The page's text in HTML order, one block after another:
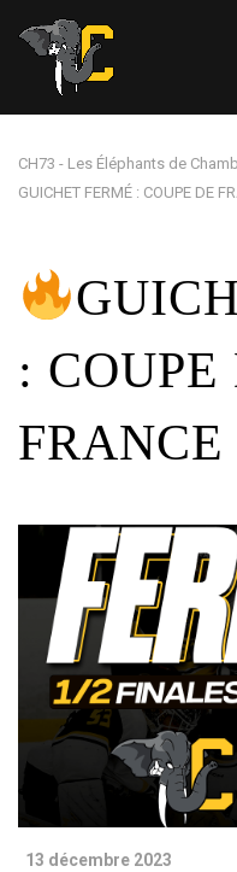
CH73 - Les Éléphants de
GUICHET FERMÉ : COUPE DE
: COUPE
FRANCE
13 décembre 2023